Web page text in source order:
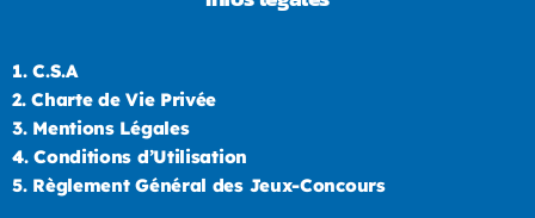
1. C.S.A
2. Charte de Vie Privée
3. Mentions Légales
4. Conditions d’Utilisation
5. Règlement Général des Jeux-Concours